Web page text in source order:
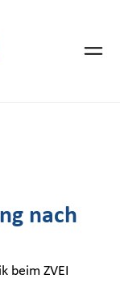
nach
beim ZVEI